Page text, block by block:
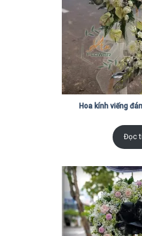
Hoa kính viếng
Đọc